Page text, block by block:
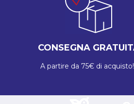
CONSEGNA
A partire da 75€ di